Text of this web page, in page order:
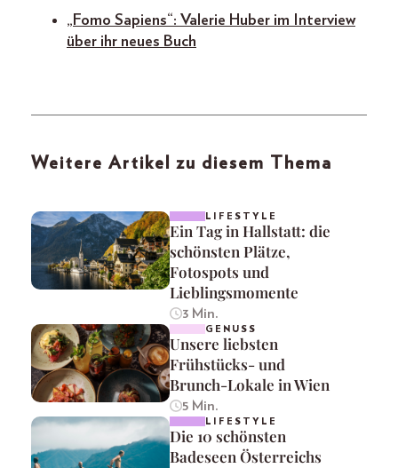
„Fomo Sapiens“: Valerie Huber im Interview
über ihr neues Buch
Weitere Artikel zu diesem Thema
LIFESTYLE
Ein Tag in Hallstatt: die
schönsten Plätze,
Fotospots und
Lieblingsmomente
3 Min.
GENUSS
Unsere liebsten
Frühstücks- und
Brunch-Lokale in Wien
5 Min.
LIFESTYLE
Die 10 schönsten
Badeseen Österreichs